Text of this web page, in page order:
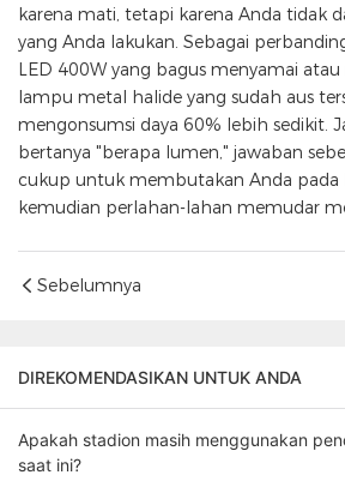
karena mati, tetapi karena Anda tidak
yang Anda lakukan. Sebagai
LED 400W yang bagus menyamai
lampu metal halide yang sudah aus
mengonsumsi daya 60% lebih sedikit.
bertanya "berapa lumen," jawaban
cukup untuk membutakan Anda pada
kemudian perlahan-lahan memudar
Sebelumnya
DIREKOMENDASIKAN UNTUK ANDA
Apakah stadion masih menggunakan
saat ini?